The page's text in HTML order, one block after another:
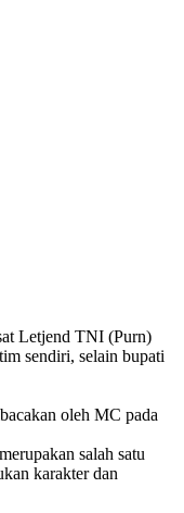
Letjend TNI (Purn)
sendiri, selain bupati
oleh MC pada
salah satu
karakter dan